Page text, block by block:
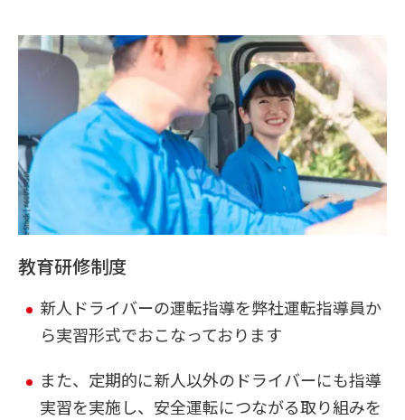
教育研修制度
新人ドライバーの運転指導を弊社運転指導員か
ら実習形式でおこなっております
また、定期的に新人以外のドライバーにも指導
実習を実施し、安全運転につながる取り組みを